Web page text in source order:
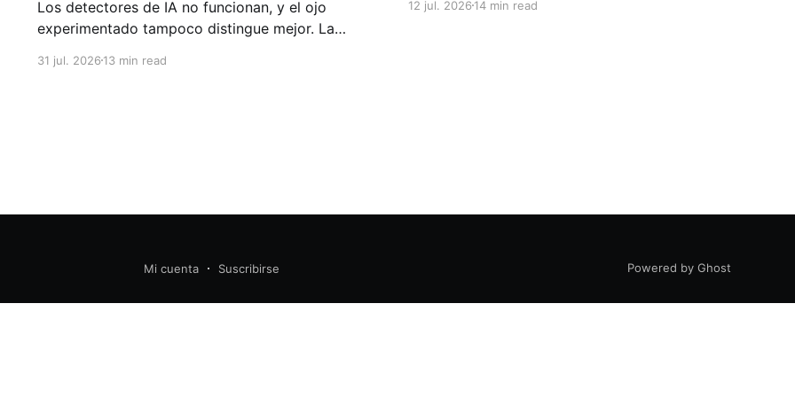
Los detectores de IA no funcionan, y el ojo
experimentado tampoco distingue mejor. La
validez: qué evidencias permiten atribuir un
31 jul. 202613 min read
incertidumbre, error y conocimiento tácito
12 jul. 202614 min read
Mi cuenta Suscribirse Powered by Ghost